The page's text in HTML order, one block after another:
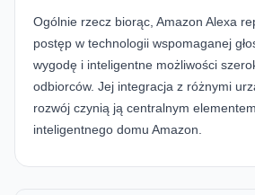
Ogólnie rzecz biorąc, Amazon Alexa
postęp w technologii wspomaganej
wygodę i inteligentne możliwości
odbiorców. Jej integracja z różnymi
rozwój czynią ją centralnym
inteligentnego domu Amazon.